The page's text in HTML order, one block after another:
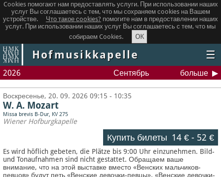
Cookies помогают нам предоставлять услуги. При использовании наших
услуг Вы соглашаетесь с тем, что мы сохраняем сookies на Вашем
устройстве.
Что такое сookies? помогите нам в предоставлении наших
услуг. При использовании наших услуг Вы соглашаетесь с тем, что мы
собираем Cookies.
OK
Hofmusikkapelle ☰
2026 Сентябрь больше
Воскресенье, 20. 09. 2026 09:15 - 10:35
W. A. Mozart
Missa brevis B-Dur, KV 275
Wiener Hofburgkapelle
Купить билеты 14 €- 52 €
Es wird höflich gebeten, die Plätze bis 9:00 Uhr einzunehmen. Bild-
und Tonaufnahmen sind nicht gestattet.Обращаем ваше
внимание, что на этой выставке вместо «Венских мальчиков-
певцов» будут петь «Венские девочки-певцы». «Венские девочки-